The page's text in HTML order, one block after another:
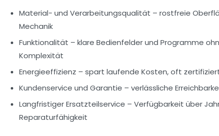
Material- und Verarbeitungsqualität – rostfreie
Mechanik
Funktionalität – klare Bedienfelder und Programme
Komplexität
Energieeffizienz – spart laufende Kosten, oft
Kundenservice und Garantie – verlässliche
Langfristiger Ersatzteilservice – Verfügbarkeit über
Reparaturfähigkeit